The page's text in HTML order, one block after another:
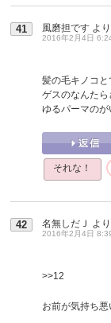
41 風磨担です より
2016年2月4日
髪の毛キノコと
ゲスのなんたら
ゆるパーマのが
それな！
42 名無しだＪ より
2016年2月4日
>>12
お前が気持ち悪